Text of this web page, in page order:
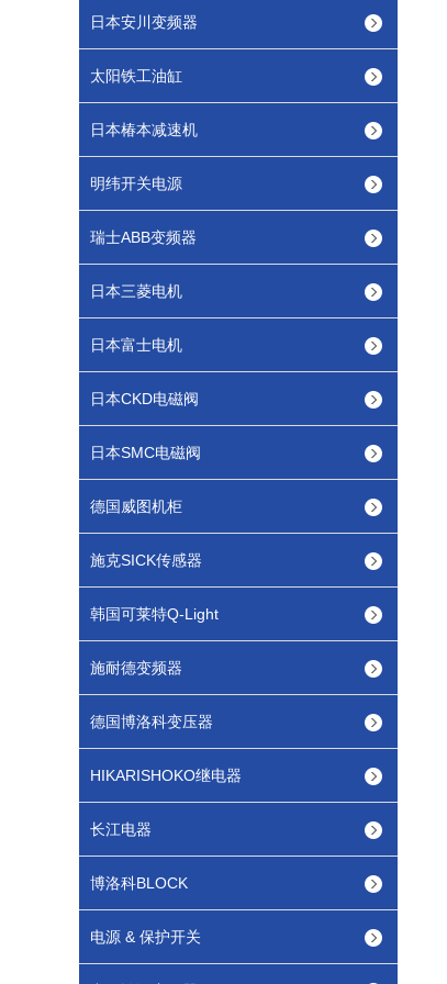
日本安川变频器
太阳铁工油缸
日本椿本减速机
明纬开关电源
瑞士ABB变频器
日本三菱电机
日本富士电机
日本CKD电磁阀
日本SMC电磁阀
德国威图机柜
施克SICK传感器
韩国可莱特Q-Light
施耐德变频器
德国博洛科变压器
HIKARISHOKO继电器
长江电器
博洛科BLOCK
电源 & 保护开关